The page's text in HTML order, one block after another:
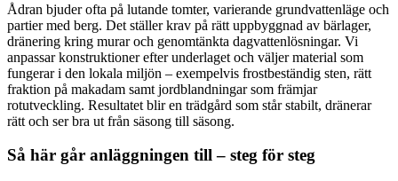
Ådran bjuder ofta på lutande tomter, varierande grundvattenläge och
partier med berg. Det ställer krav på rätt uppbyggnad av bärlager,
dränering kring murar och genomtänkta dagvattenlösningar. Vi
anpassar konstruktioner efter underlaget och väljer material som
fungerar i den lokala miljön – exempelvis frostbeständig sten, rätt
fraktion på makadam samt jordblandningar som främjar
rotutveckling. Resultatet blir en trädgård som står stabilt, dränerar
rätt och ser bra ut från säsong till säsong.
Så här går anläggningen till – steg för steg